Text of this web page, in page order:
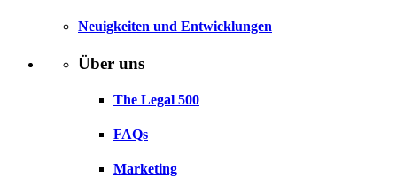
Neuigkeiten und Entwicklungen
Über uns
The Legal 500
FAQs
Marketing